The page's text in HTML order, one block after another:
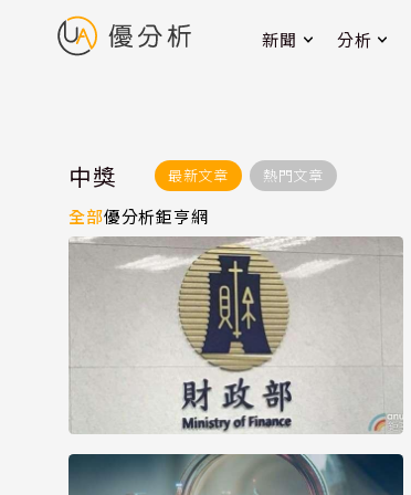
新聞 分析
中獎 最新文章 熱門文章
全部優分析鉅亨網